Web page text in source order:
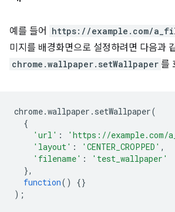
예를 들어 https://example.com/
미지를 배경화면으로 설정하려면 다음과
chrome.wallpaper.setWallpaper 를
chrome.wallpaper . setWallpaper(
{
'url' : 'https://
'layout' : 'CENTER_CROPPED' ,
'filename' :
'test_wallpaper'
},
function()
{}
);